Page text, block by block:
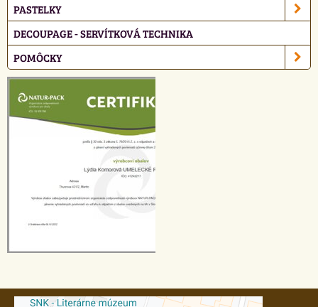
PASTELKY
DECOUPAGE - SERVÍTKOVÁ TECHNIKA
POMÔCKY